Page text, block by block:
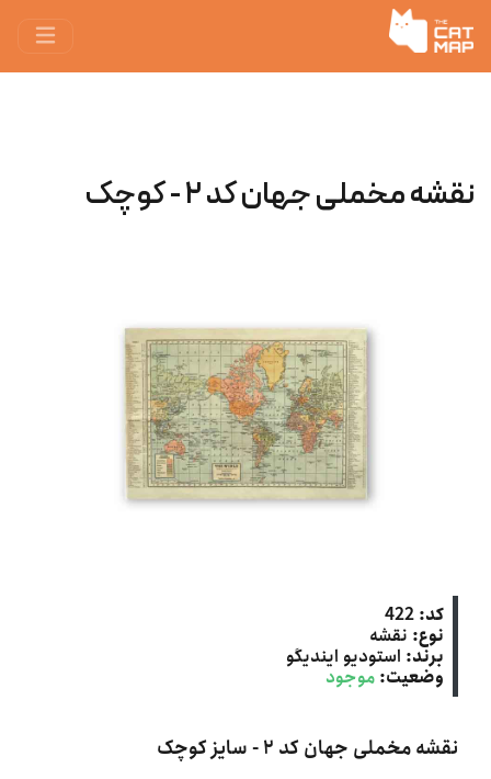
نقشه مخملی جهان کد ۲ - کوچک
کد: 422
نوع: نقشه
برند: استودیو ایندیگو
وضعیت: موجود
نقشه مخملی جهان کد ۲ - سایز کوچک